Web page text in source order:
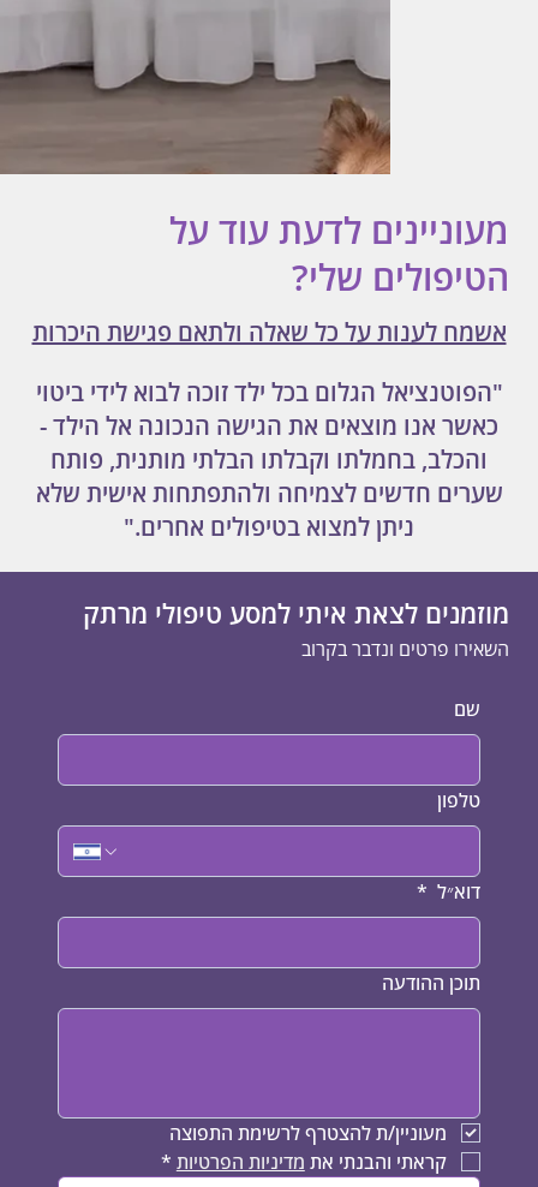
מעוניינים לדעת עוד על
הטיפולים שלי?
אשמח לענות על כל שאלה ולתאם פגישת היכרות
"הפוטנציאל הגלום בכל ילד זוכה לבוא לידי ביטוי
כאשר אנו מוצאים את הגישה הנכונה אל הילד -
והכלב, בחמלתו וקבלתו הבלתי מותנית, פותח
שערים חדשים לצמיחה ולהתפתחות אישית שלא
ניתן למצוא בטיפולים אחרים."
מוזמנים לצאת איתי למסע טיפולי מרתק
השאירו פרטים ונדבר בקרוב
שם
טלפון
דוא״ל *
תוכן ההודעה
מעוניין/ת להצטרף לרשימת התפוצה
קראתי והבנתי את מדיניות הפרטיות *